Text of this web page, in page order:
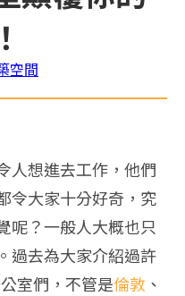
空間
人想進去工作，他們
令大家十分好奇，究
呢？一般人大概也只
過去為大家介紹過許
室們，不管是倫敦 、